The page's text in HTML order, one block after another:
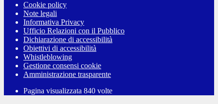
Cookie policy
Note legali
Informativa Privacy
Ufficio Relazioni con il Pubblico
Dichiarazione di accessibilità
Obiettivi di accessibilità
Whistleblowing
Gestione consensi cookie
Amministrazione trasparente
Pagina visualizzata 840 volte